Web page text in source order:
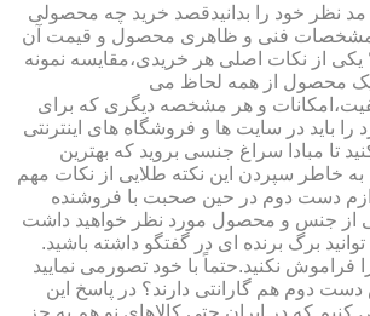
مد نظر خود را بدانیدقصد خرید چه محصولی
با مشخصات فنی و ظاهری محصول و قیمت آن
یکی از نکات اصلی هر خریدی،مقایسه نمونه
یک محصول از همه لحاظ می
و هر مشخصه دیگری که برای
را باید در سایت ها و فروشگاه های اینترنتی
تا مبادا سراغ جنسی بروید که بهترین
به خاطر سپردن این نکته طلایی از نکات مهم
دست دوم در حین صحبت با فروشنده
از جنس و محصول مورد نظر خواهید داشت
برگ برنده ای در گفتگو داشته باشید.
فراموش نکنید.حتماً با خود تصورمی نمایید
دوم هم گارانتی دارند؟ در پاسخ این
که در ایران حتی کالاهای نو هم به جز